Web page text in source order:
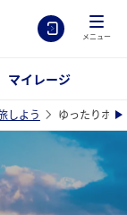
メニュー
マイレージ
しよう ゆったりホテ